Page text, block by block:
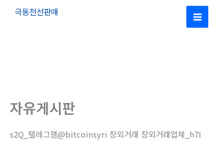
극동전선판매
Main
자유게시판
s2Q_텔레그램@bitcoinsyri 장외거래 장외거래업체_h7I